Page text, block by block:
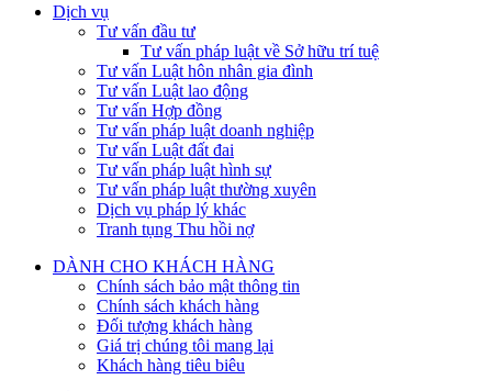
Dịch vụ
Tư vấn đầu tư
Tư vấn pháp luật về Sở hữu trí tuệ
Tư vấn Luật hôn nhân gia đình
Tư vấn Luật lao động
Tư vấn Hợp đồng
Tư vấn pháp luật doanh nghiệp
Tư vấn Luật đất đai
Tư vấn pháp luật hình sự
Tư vấn pháp luật thường xuyên
Dịch vụ pháp lý khác
Tranh tụng Thu hồi nợ
DÀNH CHO KHÁCH HÀNG
Chính sách bảo mật thông tin
Chính sách khách hàng
Đối tượng khách hàng
Giá trị chúng tôi mang lại
Khách hàng tiêu biêu